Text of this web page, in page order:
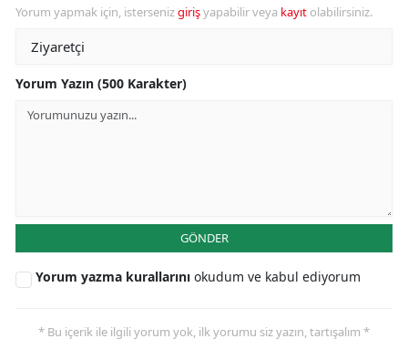
Yorum yapmak için, istersenizgirişyapabilir veya kayıt olabilirsiniz.
Yorum Yazın (500 Karakter)
GÖNDER
Yorum yazma kurallarını okudum ve kabul ediyorum
* Bu içerik ile ilgili yorum yok, ilk yorumu siz yazın, tartışalım *